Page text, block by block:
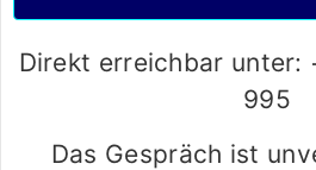
Direkt erreichbar unter:
995
Das Gespräch ist